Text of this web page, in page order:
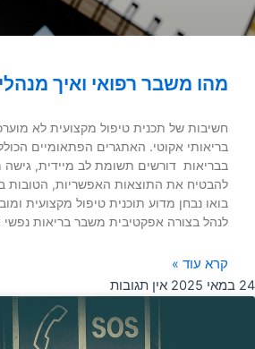
מהו משבר רפואי ואיך
חשיבות של תכנית טיפול מקצועית לא
בריאותי אקוטי. האתגרים הפתאומיים
בבריאות דורשים תשומת לב מיידית, גישה
להבטיח את התוצאות האפשריות, הטובות
בואו נבחן מדוע תוכנית טיפול מקצועית
לנהל בצורה אפקטיבית משבר בריאות נפשי
קרא עוד »
24 במאי 2025
אין תגובות